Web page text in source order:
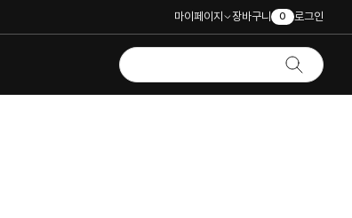
마이페이지 장바구니 0 로그인